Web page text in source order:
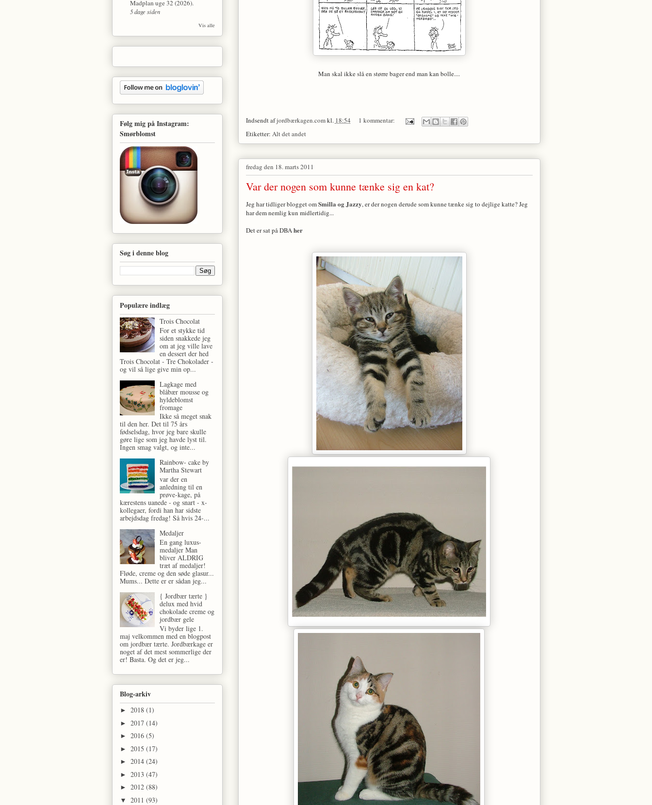
Man skal ikke slå en større bager end man kan bolle....
Indsendt afjordbærkagen.comkl. 18:54
1 kommentar:
Etiketter: Alt det andet
fredag den 18. marts 2011
Var der nogen som kunne tænke sig en kat?
Jeg har tidliger blogget omSmilla og Jazzy, er der nogen derude som kunne tænke sig to dejlige katte? Jeg
har dem nemlig kun midlertidig...
Det er sat på DBAher
Madplan uge 32 (2026).
5 dage siden
Vis alle
Følg mig på Instagram:
Smørblomst
Søg i denne blog
Populære indlæg
Trois Chocolat
For et stykke tid
siden snakkede jeg
om at jeg ville lave
en dessert der hed
Trois Chocolat - Tre Chokolader -
og vil så lige give min op...
Lagkage med
blåbær mousse og
hyldeblomst
fromage
Ikke så meget snak
til den her. Det til 75 års
fødselsdag, hvor jeg bare skulle
gøre lige som jeg havde lyst til.
Ingen smag valgt, og inte...
Rainbow- cake by
Martha Stewart
var der en
anledning til en
prøve-kage, på
kærestens uanede - og snart - x-
kollegaer, fordi han har sidste
arbejdsdag fredag! Så hvis 24-...
Medaljer
En gang luxus-
medaljer Man
bliver ALDRIG
træt af medaljer!
Fløde, creme og den søde glasur...
Mums... Dette er er sådan jeg...
{ Jordbær tærte }
delux med hvid
chokolade creme og
jordbær gele
Vi byder lige 1.
maj velkommen med en blogpost
om jordbær tærte. Jordbærkage er
noget af det mest sommerlige der
er! Basta. Og det er jeg...
Blog-arkiv
► 2018 (1)
► 2017 (14)
► 2016 (5)
► 2015 (17)
► 2014 (24)
► 2013 (47)
► 2012 (88)
▼ 2011 (93)